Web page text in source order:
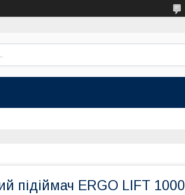
підіймач ERGO LIFT 1000